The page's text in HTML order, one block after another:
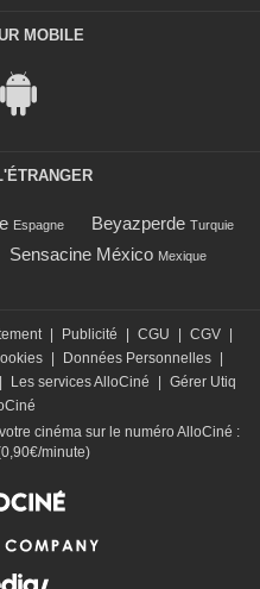
MOBILE
Espagne Beyazperde Turquie
Sensacine México Mexique
Publicité CGU CGV
Données Personnelles
Les services AlloCiné
Gérer Utiq
cinéma sur le numéro AlloCiné :
minute)